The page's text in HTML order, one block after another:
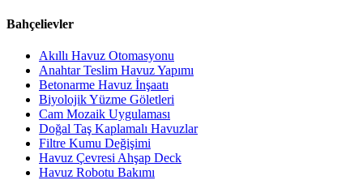
Bahçelievler
Akıllı Havuz Otomasyonu
Anahtar Teslim Havuz Yapımı
Betonarme Havuz İnşaatı
Biyolojik Yüzme Göletleri
Cam Mozaik Uygulaması
Doğal Taş Kaplamalı Havuzlar
Filtre Kumu Değişimi
Havuz Çevresi Ahşap Deck
Havuz Robotu Bakımı